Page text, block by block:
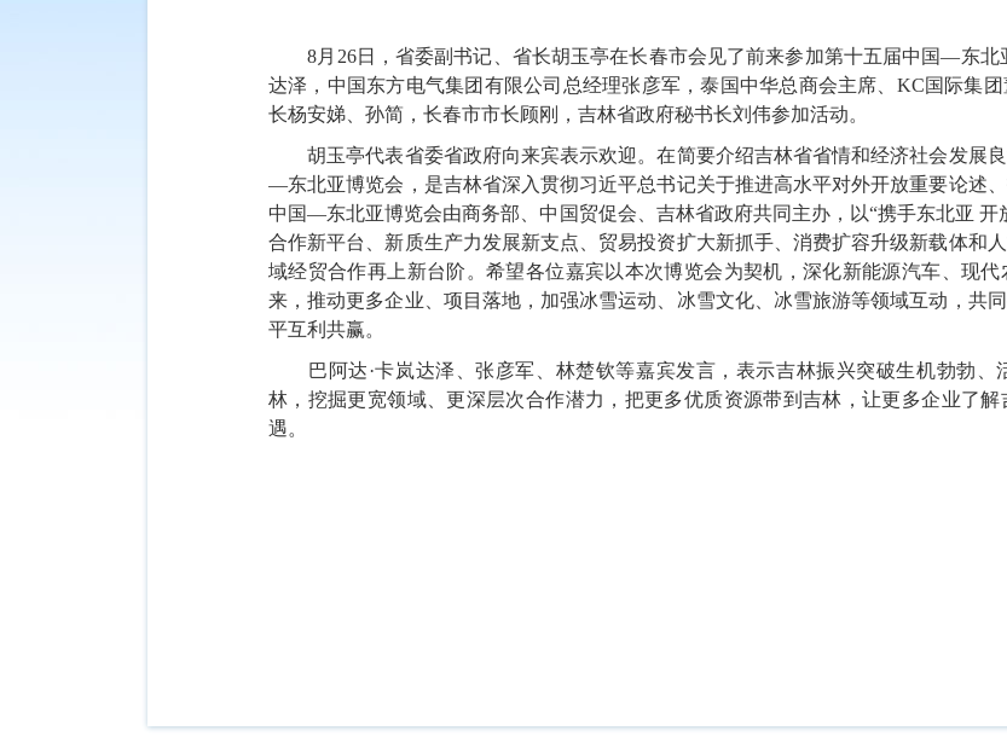
8月26日，省委副书记、省长胡玉亭在长春市会见了前来参加第十五届中国—东北
达泽，中国东方电气集团有限公司总经理张彦军，泰国中华总商会主席、KC国际集
长杨安娣、孙简，长春市市长顾刚，吉林省政府秘书长刘伟参加活动。
胡玉亭代表省委省政府向来宾表示欢迎。在简要介绍吉林省省情和经济社会发展
—东北亚博览会，是吉林省深入贯彻习近平总书记关于推进高水平对外开放重要论述
中国—东北亚博览会由商务部、中国贸促会、吉林省政府共同主办，以“携手东北亚
合作新平台、新质生产力发展新支点、贸易投资扩大新抓手、消费扩容升级新载体和
域经贸合作再上新台阶。希望各位嘉宾以本次博览会为契机，深化新能源汽车、现
来，推动更多企业、项目落地，加强冰雪运动、冰雪文化、冰雪旅游等领域互动，共
平互利共赢。
巴阿达·卡岚达泽、张彦军、林楚钦等嘉宾发言，表示吉林振兴突破生机勃勃
林，挖掘更宽领域、更深层次合作潜力，把更多优质资源带到吉林，让更多企业了
遇。